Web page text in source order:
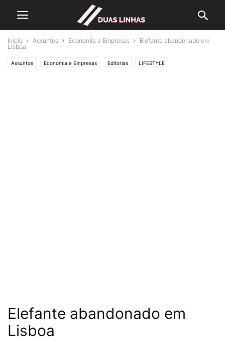
Início Assuntos Economia e Empresas
Elefante abandonado em
Lisboa
Assuntos Economia e Empresas Editorias LIFESTYLE
Elefante abandonado em
Lisboa